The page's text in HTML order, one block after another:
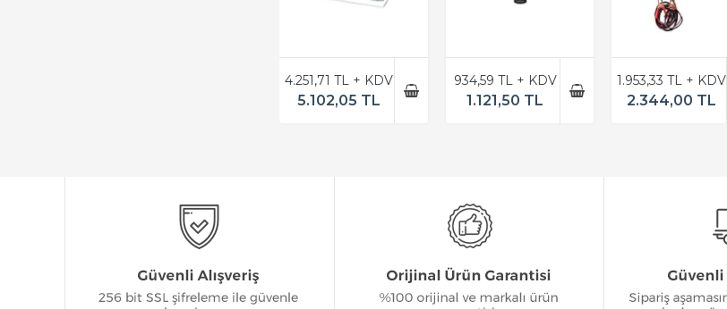
4.251,71 TL + KDV
5.102,05 TL
934,59 TL + KDV
1.121,50 TL
1.953,33 TL + KDV
2.344,00 TL